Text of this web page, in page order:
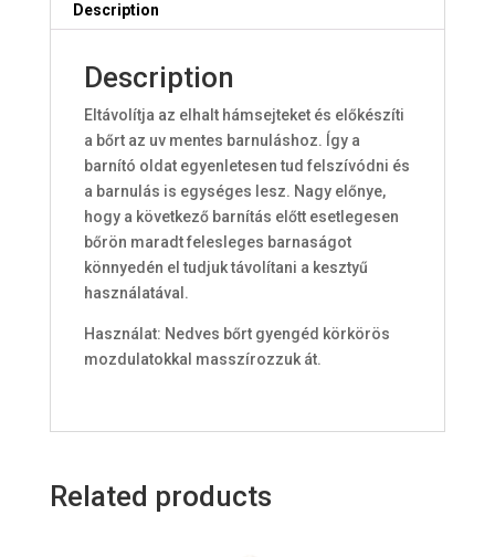
Description
Description
Eltávolítja az elhalt hámsejteket és előkészíti
a bőrt az uv mentes barnuláshoz. Így a
barnító oldat egyenletesen tud felszívódni és
a barnulás is egységes lesz. Nagy előnye,
hogy a következő barnítás előtt esetlegesen
bőrön maradt felesleges barnaságot
könnyedén el tudjuk távolítani a kesztyű
használatával.
Használat: Nedves bőrt gyengéd körkörös
mozdulatokkal masszírozzuk át.
Related products